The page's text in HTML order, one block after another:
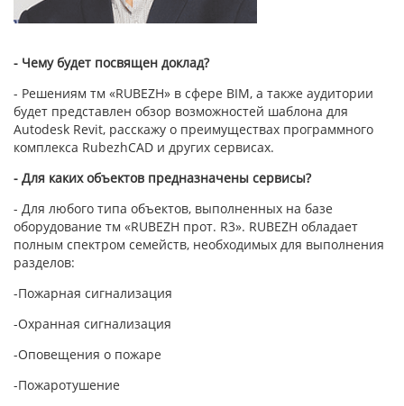
- Чему будет посвящен доклад?
- Решениям тм «RUBEZH» в сфере BIM, а также аудитории
будет представлен обзор возможностей шаблона для
Autodesk Revit, расскажу о преимуществах программного
комплекса RubezhCAD и других сервисах.
- Для каких объектов предназначены сервисы?
- Для любого типа объектов, выполненных на базе
оборудование тм «RUBEZH прот. R3». RUBEZH обладает
полным спектром семейств, необходимых для выполнения
разделов:
-Пожарная сигнализация
-Охранная сигнализация
-Оповещения о пожаре
-Пожаротушение